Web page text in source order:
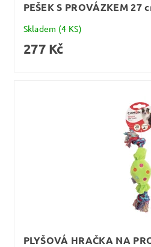
PEŠEK S PROVÁZKEM 27
Skladem (4 KS)
277 Kč
PLYŠOVÁ HRAČKA NA